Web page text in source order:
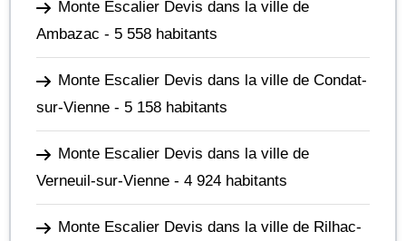
Monte Escalier Devis dans la ville de
Ambazac - 5 558 habitants
Monte Escalier Devis dans la ville de Condat-
sur-Vienne - 5 158 habitants
Monte Escalier Devis dans la ville de
Verneuil-sur-Vienne - 4 924 habitants
Monte Escalier Devis dans la ville de Rilhac-